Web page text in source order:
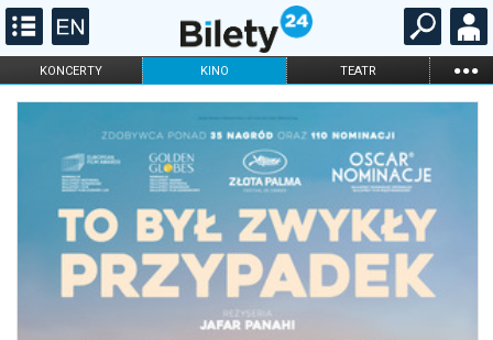
KONCERTY KINO TEATR ...
FILHARMONIA OPERA I BALET
DLA DZIECI
ONLINE KARNETY